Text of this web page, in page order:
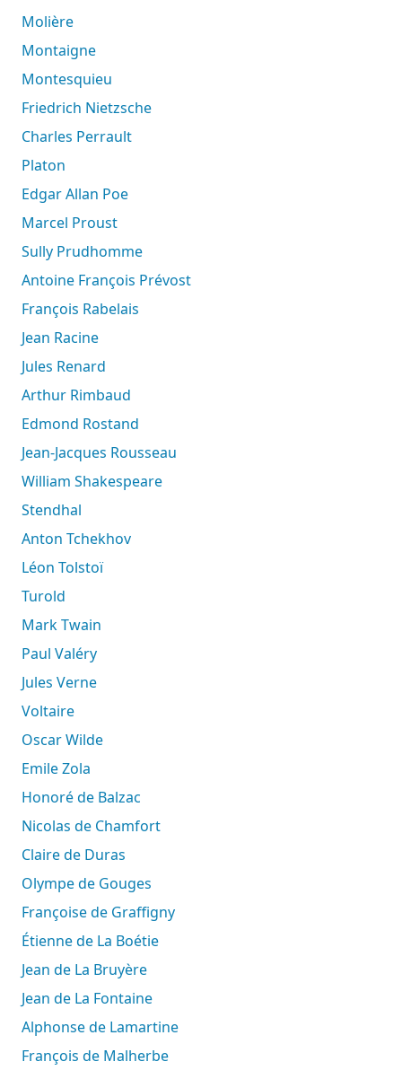
Molière
Montaigne
Montesquieu
Friedrich Nietzsche
Charles Perrault
Platon
Edgar Allan Poe
Marcel Proust
Sully Prudhomme
Antoine François Prévost
François Rabelais
Jean Racine
Jules Renard
Arthur Rimbaud
Edmond Rostand
Jean-Jacques Rousseau
William Shakespeare
Stendhal
Anton Tchekhov
Léon Tolstoï
Turold
Mark Twain
Paul Valéry
Jules Verne
Voltaire
Oscar Wilde
Emile Zola
Honoré de Balzac
Nicolas de Chamfort
Claire de Duras
Olympe de Gouges
Françoise de Graffigny
Étienne de La Boétie
Jean de La Bruyère
Jean de La Fontaine
Alphonse de Lamartine
François de Malherbe